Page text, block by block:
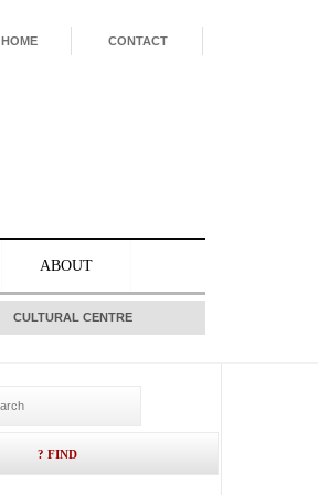
HOME CONTACT
ABOUT
CULTURAL CENTRE